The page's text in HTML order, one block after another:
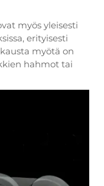
myös yleisesti
erityisesti
myötä on
hahmot tai